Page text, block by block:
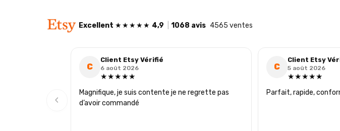
Excellent ★★★★★ 4,9 1068 avis 4565 ventes
‹
C
Client Etsy Vérifié
6 août 2026
★★★★★
Magnifique, je suis contente je ne regrette pas
d’avoir commandé
C
Client Etsy
5 août 2026
★★★★★
Parfait, rapide,